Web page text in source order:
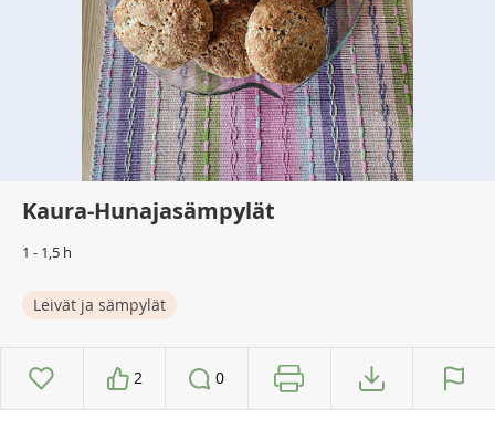
Kaura-Hunajasämpylät
1 - 1,5 h
Leivät ja sämpylät
2 0